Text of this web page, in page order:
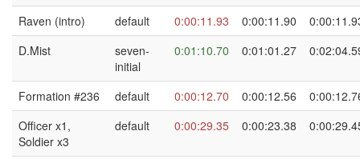
Raven (intro)
default 0:00:11.93 0:00:11.90
D.Mist
seven-
initial
0:01:10.70 0:01:01.27
Formation #236 default 0:00:12.70 0:00:12.56
Officer x1,
Soldier x3
default 0:00:29.35 0:00:23.38